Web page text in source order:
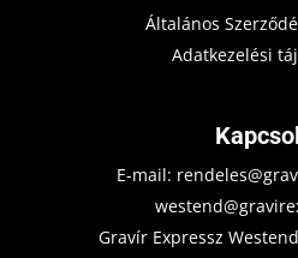
Általános
Adatkezelési
E-mail:
Gravír Expressz